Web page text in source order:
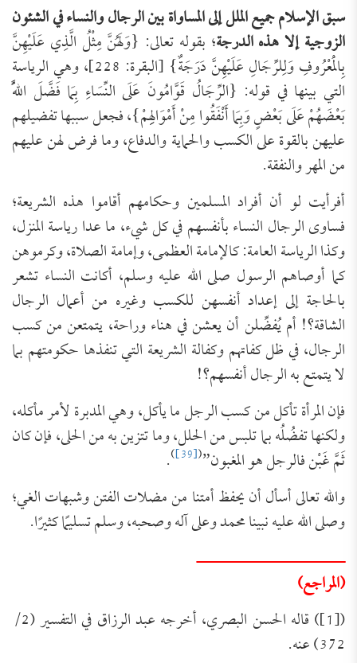
سبق الإسلام جميع الملل إلى المساواة بين الرجال والنساء في الشئون
الزوجية إلا هذه الدرجة؛ بقوله تعالى: {وَلَهُنَّ مِثْلُ الَّذِي عَلَيْهِنَّ
بِالْمَعْرُوفِ وَلِلرِّجَالِ عَلَيْهِنَّ دَرَجَةٌ} [البقرة: 228]، وهي الرياسة
التي بينها في قوله: {الرِّجَالُ قَوَّامُونَ عَلَى النِّسَاءِ بِمَا فَضَّلَ اللَّهُ
بَعْضَهُمْ عَلَى بَعْضٍ وَبِمَا أَنْفَقُوا مِنْ أَمْوَالِهِمْ}، فجعل سببها تفضيلهم
عليهن بالقوة على الكسب والحماية والدفاع، وما فرض لهن عليهم
من المهر والنفقة.
أفرأيت لو أن أفراد المسلمين وحكامهم أقاموا هذه الشريعة؛
فساوى الرجال النساء بأنفسهم في كل شيء، ما عدا رياسة المنزل،
وكذا الرياسة العامة: كالإمامة العظمى، وإمامة الصلاة، وكرموهن
كما أوصاهم الرسول صلى الله عليه وسلم، أكانت النساء تشعر
بالحاجة إلى إعداد أنفسهن للكسب وغيره من أعمال الرجال
الشاقة؟! أم يُفضِّلن أن يعشن في هناء وراحة، يتمتعن من كسب
الرجال، في ظل كفاتهم وكفالة الشريعة التي تنفذها حكومتهم بما
لا يتمتع به الرجال أنفسهم؟!
فإن المرأة تأكل من كسب الرجل ما يأكل، وهي المدبرة لأمر مأكله،
ولكنها تفضُلُه بما تلبس من الحلل، وما تتزين به من الحلى، فإن كان
ثَمَّ غَبْن فالرجل هو المغبون”(
[39]
)
.
والله تعالى أسأل أن يحفظ أمتنا من مضلات الفتن وشبهات الغي؛
وصلى الله عليه نبينا محمد وعلى آله وصحبه، وسلم تسليمًا كثيرًا.
ـــــــــــــــــــــــــــــــ
(المراجع)
([1]) قاله الحسن البصري، أخرجه عبد الرزاق في التفسير (2/
372) عنه.